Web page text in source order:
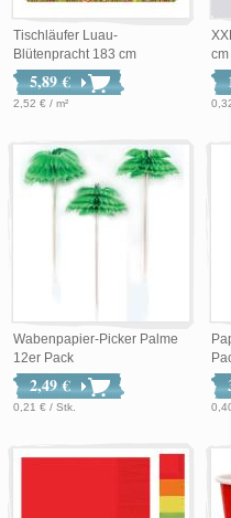
Tischläufer Luau-
Blütenpracht 183 cm
5,89 €
2,52 € / m²
Wabenpapier-Picker Palme
12er Pack
2,49 €
0,21 € / Stk.